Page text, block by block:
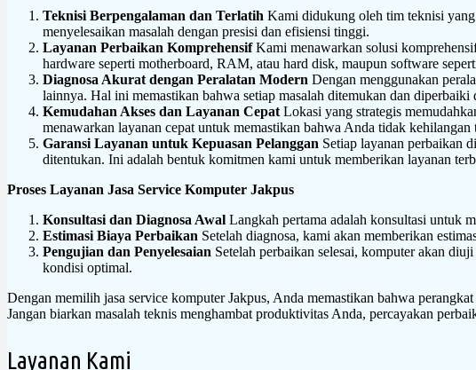
Teknisi Berpengalaman dan Terlatih Kami didukung oleh tim teknisi yang
menyelesaikan masalah dengan presisi dan efisiensi tinggi.
Layanan Perbaikan KomprehensifKami menawarkan solusi
hardware seperti motherboard, RAM, atau hard disk, maupun software
Diagnosa Akurat dengan Peralatan Modern Dengan menggunakan
lainnya. Hal ini memastikan bahwa setiap masalah ditemukan dan diperbaiki
Kemudahan Akses dan Layanan Cepat Lokasi yang strategis
menawarkan layanan cepat untuk memastikan bahwa Anda tidak
Garansi Layanan untuk Kepuasan Pelanggan Setiap layanan perbaikan
ditentukan. Ini adalah bentuk komitmen kami untuk memberikan layanan
Proses Layanan Jasa Service Komputer Jakpus
Konsultasi dan Diagnosa Awal Langkah pertama adalah konsultasi untuk
Estimasi Biaya Perbaikan Setelah diagnosa, kami akan memberikan
Pengujian dan Penyelesaian Setelah perbaikan selesai, komputer akan
kondisi optimal.
Dengan memilih jasa service komputer Jakpus, Anda memastikan bahwa
Jangan biarkan masalah teknis menghambat produktivitas Anda, percayakan
Layanan Kami